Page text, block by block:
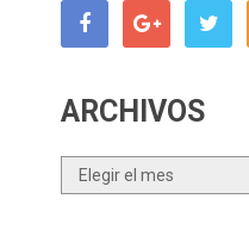
ARCHIVOS
Archivos